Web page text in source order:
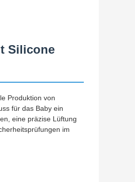
Silicone
Produktion von
für das Baby ein
eine präzise Lüftung
im